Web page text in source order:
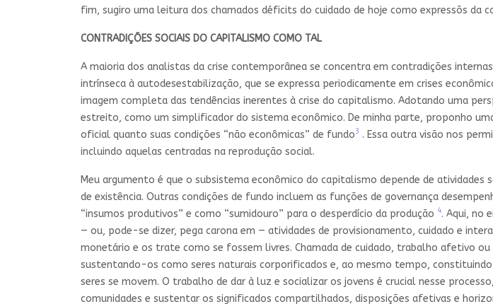
fim, sugiro uma leitura dos chamados déficits do cuidado de hoje como expressõs
CONTRADIÇÕES SOCIAIS DO CAPITALISMO COMO TAL
A maioria dos analistas da crise contemporânea se concentra em contradições
intrínseca à autodesestabilização, que se expressa periodicamente em crises
imagem completa das tendências inerentes à crise do capitalismo. Adotando uma
estreito, como um simplificador do sistema econômico. De minha parte, proponho
oficial quanto suas condições “não econômicas” de fundo3 . Essa outra visão nos
incluindo aquelas centradas na reprodução social.
Meu argumento é que o subsistema econômico do capitalismo depende de
de existência. Outras condições de fundo incluem as funções de governança
“insumos produtivos” e como “sumidouro” para o desperdício da produção 4. Aqui, no
— ou, pode-se dizer, pega carona em — atividades de provisionamento, cuidado e
monetário e os trate como se fossem livres. Chamada de cuidado, trabalho afetivo
sustentando-os como seres naturais corporificados e, ao mesmo tempo,
seres se movem. O trabalho de dar à luz e socializar os jovens é crucial nesse
comunidades e sustentar os significados compartilhados, disposições afetivas e